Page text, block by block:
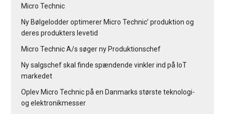
Micro Technic
Ny Bølgelodder optimerer Micro Technic’ produktion og
deres produkters levetid
Micro Technic A/s søger ny Produktionschef
Ny salgschef skal finde spændende vinkler ind på IoT
markedet
Oplev Micro Technic på en Danmarks største teknologi-
og elektronikmesser